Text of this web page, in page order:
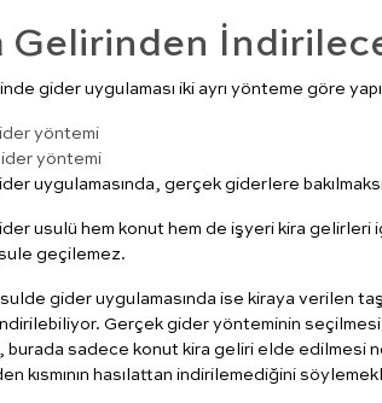
Gelirinden
gider uygulaması iki ayrı yönteme göre
yöntemi
yöntemi
uygulamasında, gerçek giderlere
usulü hem konut hem de işyeri kira gelirleri
geçilemez.
gider uygulamasında ise kiraya verilen
Gerçek gider yönteminin
burada sadece konut kira geliri elde edilmesi
kısmının hasılattan indirilemediğini